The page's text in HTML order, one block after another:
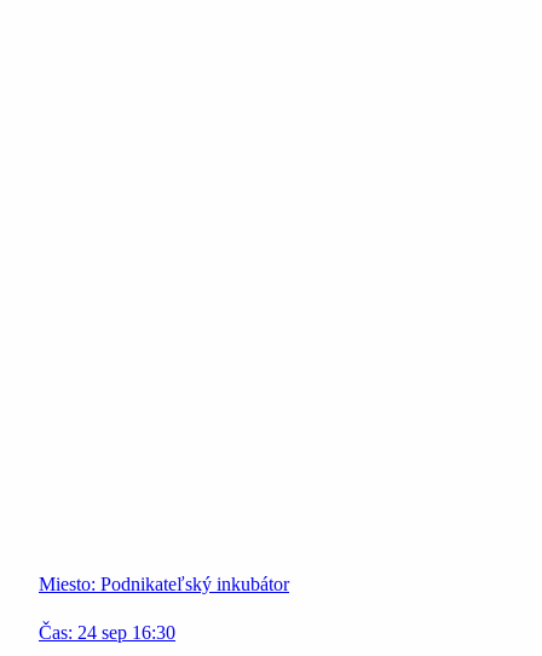
Miesto: Podnikateľský inkubátor
Čas: 24 sep 16:30